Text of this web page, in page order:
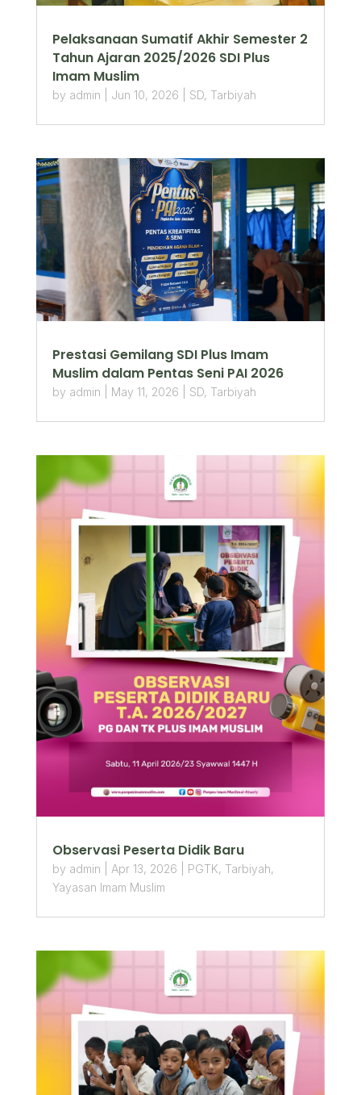
Pelaksanaan Sumatif Akhir Semester 2
Tahun Ajaran 2025/2026 SDI Plus
Imam Muslim
by admin Jun 10, 2026 SD, Tarbiyah
Prestasi Gemilang SDI Plus Imam
Muslim dalam Pentas Seni PAI 2026
by admin May 11, 2026 SD, Tarbiyah
Observasi Peserta Didik Baru
by admin Apr 13, 2026 PGTK, Tarbiyah,
Yayasan Imam Muslim